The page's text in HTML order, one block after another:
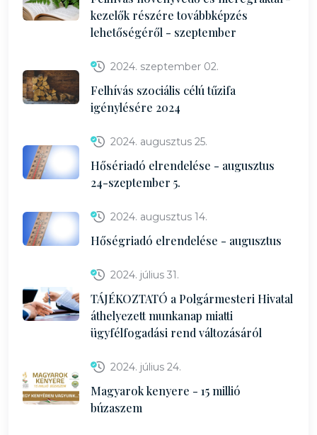
kezelők részére továbbképzés
lehetőségéről - szeptember
2024. szeptember 02.
Felhívás szociális célú tűzifa
igénylésére 2024
2024. augusztus 25.
Hősériadó elrendelése - augusztus
24-szeptember 5.
2024. augusztus 14.
Hőségriadó elrendelése - augusztus
2024. július 31.
TÁJÉKOZTATÓ a Polgármesteri Hivatal
áthelyezett munkanap miatti
ügyfélfogadási rend változásáról
2024. július 24.
Magyarok kenyere - 15 millió
búzaszem